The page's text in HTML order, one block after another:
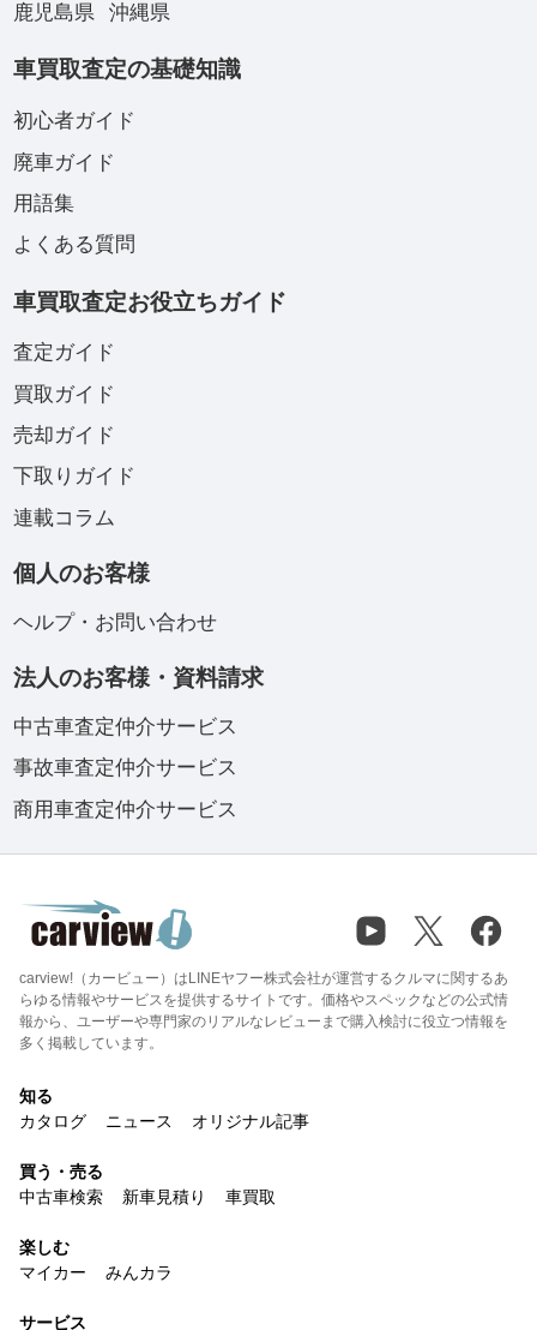
鹿児島県
沖縄県
車買取査定の基礎知識
初心者ガイド
廃車ガイド
用語集
よくある質問
車買取査定お役立ちガイド
査定ガイド
買取ガイド
売却ガイド
下取りガイド
連載コラム
個人のお客様
ヘルプ・お問い合わせ
法人のお客様・資料請求
中古車査定仲介サービス
事故車査定仲介サービス
商用車査定仲介サービス
carview!（カービュー）はLINEヤフー株式会社が運営するクルマに関するあ
らゆる情報やサービスを提供するサイトです。価格やスペックなどの公式情
報から、ユーザーや専門家のリアルなレビューまで購入検討に役立つ情報を
多く掲載しています。
知る
カタログ
ニュース オリジナル記事
買う・売る
中古車検索
新車見積り 車買取
楽しむ
マイカー
みんカラ
サービス